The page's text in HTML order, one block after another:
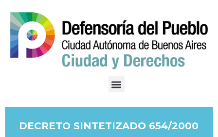
DECRETO SINTETIZADO 654/2000